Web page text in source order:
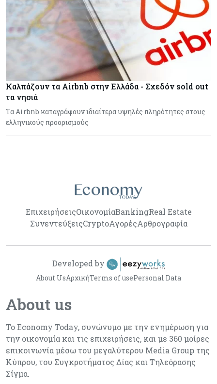
Καλπάζουν τα Airbnb στην Ελλάδα - Σχεδόν sold out
τα νησιά
Τα Airbnb καταγράφουν ιδιαίτερα υψηλές πληρότητες στους
ελληνικούς προορισμούς
ΕπιχειρήσειςΟικονομίαBankingReal Estate
ΣυνεντεύξειςCryptoΑγορέςΑρθρογραφία
About us
Το Economy Today, συνώνυμο με την ενημέρωση για
την οικονομία και τις επιχειρήσεις, και με 360 μοίρες
επικοινωνία μέσω του μεγαλύτερου Media Group της
Κύπρου, του Συγκροτήματος Δίας και Τηλεόρασης
Σίγμα.
About UsΑρχικήTerms of usePersonal Data
Developed by